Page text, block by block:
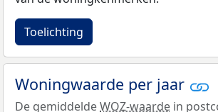
Toelichting
Woningwaarde per jaar
De gemiddeldeWOZ-waarde in